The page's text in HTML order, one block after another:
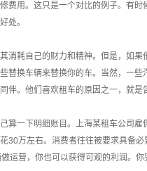
费用。这只是一个对比的例子。有
处。
消耗自己的财力和精神。但是，如
替换车辆来替换你的车。当然，一些
伴。他们喜欢租车的原因之一，就是
算一下明细账目。上海某租车公司
30万左右。消费者往往被要求具备
运营，你也可以获得可观的利润。你